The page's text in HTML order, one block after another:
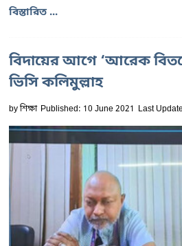
বিস্তারিত ...
বিদায়ের আগে ‘আরেক
ভিসি কলিমুল্লাহ
byশিক্ষা Published: 10 June 2021 Last